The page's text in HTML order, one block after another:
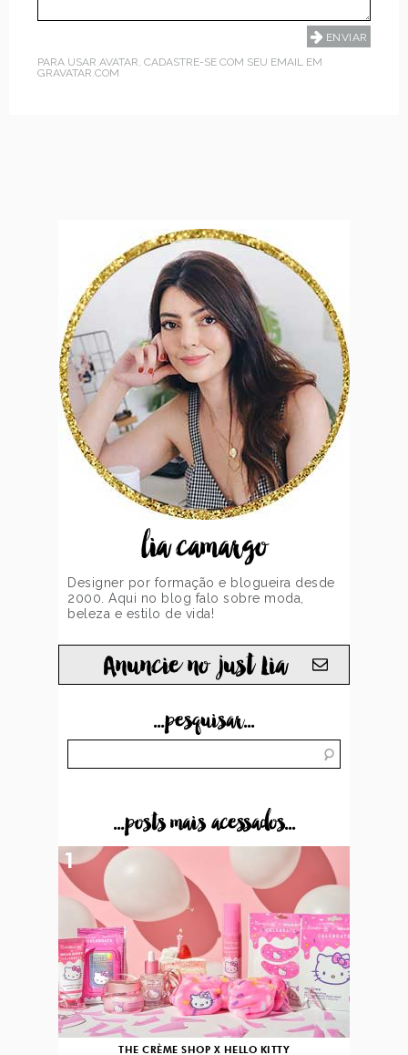
PARA USAR AVATAR, CADASTRE-SE COM SEU EMAIL EM
GRAVATAR.COM
lia camargo
Designer por formação e blogueira desde
2000. Aqui no blog falo sobre moda,
beleza e estilo de vida!
Anuncie no just Lia
...pesquisar...
...posts mais acessados...
THE CRÈME SHOP X HELLO KITTY
1